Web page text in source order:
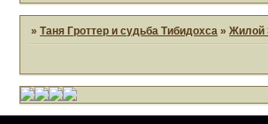
»Таня Гроттер и судьба Тибидохса »Жилой